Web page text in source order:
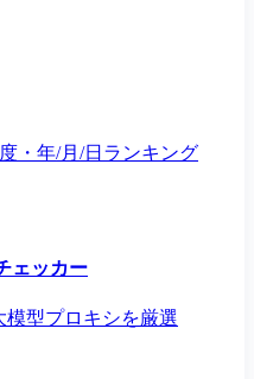
・年/月/日ランキング
ェッカー
模型プロキシを厳選